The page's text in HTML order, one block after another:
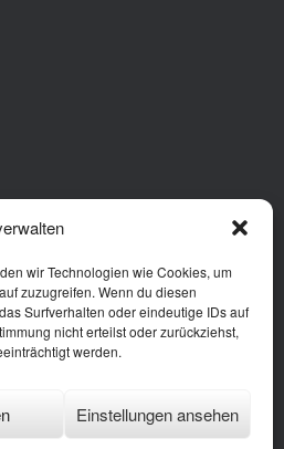
wir Technologien wie Cookies, um
zuzugreifen. Wenn du diesen
Surfverhalten oder eindeutige IDs auf
nicht erteilst oder zurückziehst,
werden.
Einstellungen ansehen